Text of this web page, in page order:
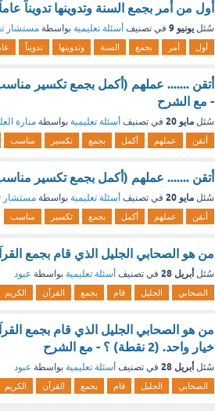
أول من أمر بجمع السنة وتدوينها تدويناً
سُئل يونيو 9 في تصنيف أسئلة تعليمية بواسطة مستشار
أول أمر بجمع السنة وتدوينها تدويناً
أتقن ....... عملهم (أكمل بجمع تكسير
- مع الشرح
سُئل مايو 20 في تصنيف أسئلة تعليمية بواسطة منارة
أتقن عملهم أكمل بجمع تكسير مناسب
أتقن ....... عملهم (أكمل بجمع تكسير
سُئل مايو 20 في تصنيف أسئلة تعليمية بواسطة مستشار
أتقن عملهم أكمل بجمع تكسير مناسب
من هو الصحابي الجليل الذي قام بجمع
سُئل أبريل 28 في تصنيف أسئلة تعليمية بواسطة عبود
الصحابي الجليل قام بجمع القرآن الكريم
من هو الصحابي الجليل الذي قام بجمع
خيار واحد. (2 نقطة) ؟ - مع الشرح
سُئل أبريل 28 في تصنيف أسئلة تعليمية بواسطة عبود
الصحابي الجليل قام بجمع القرآن الكريم